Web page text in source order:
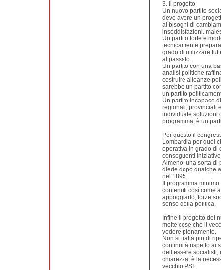
3. Il progetto
Un nuovo partito
deve avere un
ai bisogni di
insoddisfazioni,
Un partito forte e
tecnicamente
grado di utilizzare
al passato.
Un partito con una
analisi politiche
costruire alleanze
sarebbe un partito
un partito
Un partito incapace
regionali; provinciali
individuate soluzioni
programma, è un
Per questo il
Lombardia per quel
operativa in grado di
conseguenti
Almeno, una sorta di
diede dopo qualche
nel 1895.
Il programma
contenuti così come
appoggiarlo, forze
senso della politica.
Infine il progetto del
molte cose che il
vedere pienamente.
Non si tratta più di
continuità rispetto ai
dell’essere
chiarezza, è la
vecchio PSI.